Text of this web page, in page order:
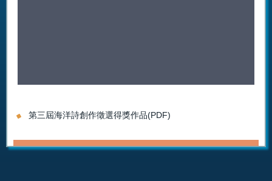
第三屆海洋詩創作徵選得獎作品(PDF)